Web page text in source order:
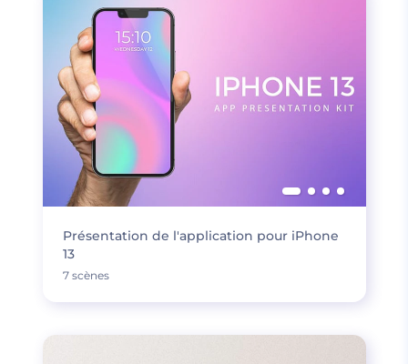
Présentation de l'application pour iPhone
13
7 scènes